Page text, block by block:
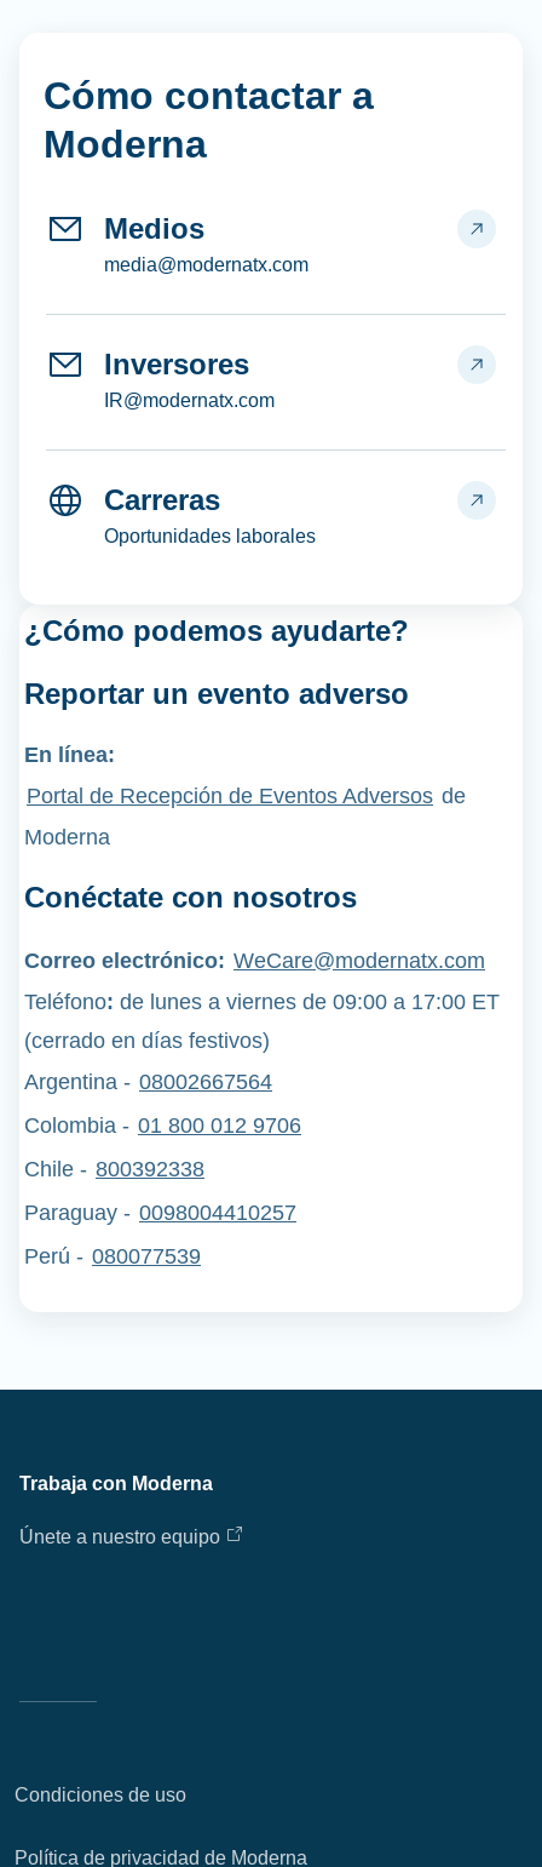
Cómo contactar a
Moderna
Medios
media@modernatx.com
Inversores
IR@modernatx.com
Carreras
Oportunidades laborales
¿Cómo podemos ayudarte?
Reportar un evento adverso
En línea:
Portal de Recepción de Eventos Adversos de
Moderna
Conéctate con nosotros
Correo electrónico: WeCare@modernatx.com
Teléfono: de lunes a viernes de 09:00 a 17:00 ET
(cerrado en días festivos)
Argentina - 08002667564
Colombia - 01 800 012 9706
Chile - 800392338
Paraguay - 0098004410257
Perú - 080077539
Trabaja con Moderna
Únete a nuestro equipo
Condiciones de uso
Política de privacidad de Moderna